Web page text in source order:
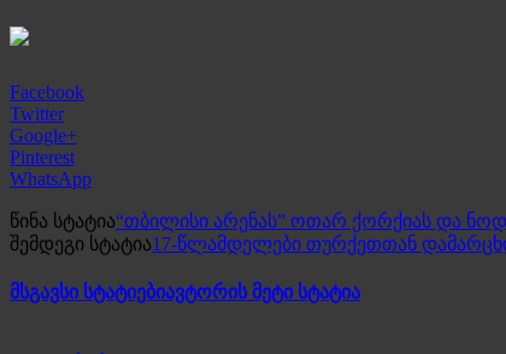
Facebook
Twitter
Google+
Pinterest
WhatsApp
წინა სტატია“თბილისი არენას” ოთარ ქორქიას და
შემდეგი სტატია17-წლამდელები თურქეთთან
მსგავსი სტატიებიავტორის მეტი სტატია